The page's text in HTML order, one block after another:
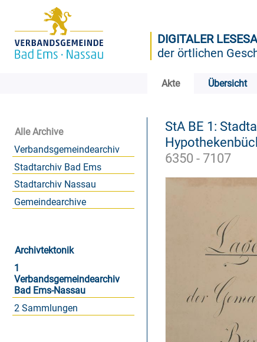
DIGITALER
der örtlichen
Akte Übersicht
Alle Archive
Verbandsgemeindearchiv
Stadtarchiv Bad Ems
Stadtarchiv Nassau
Gemeindearchive
Archivtektonik
1
Verbandsgemeindearchiv
Bad Ems-Nassau
2 Sammlungen
StA BE 1:
6350 - 7107